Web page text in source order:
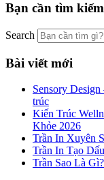
Bạn cần tìm
Search
Bài viết mới
Sensory
trúc
Kiến Trúc
Khỏe 2026
Trần In Xuyên
Trần In Tạo
Trần Sao Là